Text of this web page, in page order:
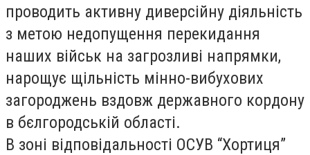
проводить активну диверсійну діяльність
з метою недопущення перекидання
наших військ на загрозливі напрямки,
нарощує щільність мінно-вибухових
загороджень вздовж державного кордону
в бєлгородській області.
В зоні відповідальності ОСУВ “Хортиця”